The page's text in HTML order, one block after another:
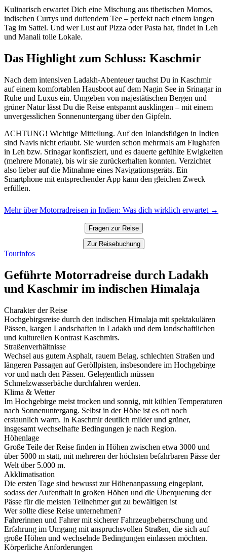
Kulinarisch erwartet Dich eine Mischung aus tibetischen Momos,
indischen Currys und duftendem Tee – perfekt nach einem langen
Tag im Sattel. Und wer Lust auf Pizza oder Pasta hat, findet in Leh
und Manali tolle Lokale.
Das Highlight zum Schluss: Kaschmir
Nach dem intensiven Ladakh-Abenteuer tauchst Du in Kaschmir
auf einem komfortablen Hausboot auf dem Nagin See in Srinagar in
Ruhe und Luxus ein. Umgeben von majestätischen Bergen und
grüner Natur lässt Du die Reise entspannt ausklingen – mit einem
unvergesslichen Sonnenuntergang über den Gipfeln.
ACHTUNG! Wichtige Mitteilung. Auf den Inlandsflügen in Indien
sind Navis nicht erlaubt. Sie wurden schon mehrmals am Flughafen
in Leh bzw. Srinagar konfisziert, und es dauerte gefühlte Ewigkeiten
(mehrere Monate), bis wir sie zurückerhalten konnten. Verzichtet
also lieber auf die Mitnahme eines Navigationsgeräts. Ein
Smartphone mit entsprechender App kann den gleichen Zweck
erfüllen.
Mehr über Motorradreisen in Indien: Was dich wirklich erwartet →
Fragen zur Reise
Zur Reisebuchung
Tourinfos
Geführte Motorradreise durch Ladakh
und Kaschmir im indischen Himalaja
Charakter der Reise
Hochgebirgsreise durch den indischen Himalaja mit spektakulären
Pässen, kargen Landschaften in Ladakh und dem landschaftlichen
und kulturellen Kontrast Kaschmirs.
Straßenverhältnisse
Wechsel aus gutem Asphalt, rauem Belag, schlechten Straßen und
längeren Passagen auf Geröllpisten, insbesondere im Hochgebirge
vor und nach den Pässen. Gelegentlich müssen
Schmelzwasserbäche durchfahren werden.
Klima & Wetter
Im Hochgebirge meist trocken und sonnig, mit kühlen Temperaturen
nach Sonnenuntergang. Selbst in der Höhe ist es oft noch
erstaunlich warm. In Kaschmir deutlich milder und grüner,
insgesamt wechselhafte Bedingungen je nach Region.
Höhenlage
Große Teile der Reise finden in Höhen zwischen etwa 3000 und
über 5000 m statt, mit mehreren der höchsten befahrbaren Pässe der
Welt über 5.000 m.
Akklimatisation
Die ersten Tage sind bewusst zur Höhenanpassung eingeplant,
sodass der Aufenthalt in großen Höhen und die Überquerung der
Pässe für die meisten Teilnehmer gut zu bewältigen ist
Wer sollte diese Reise unternehmen?
Fahrerinnen und Fahrer mit sicherer Fahrzeugbeherrschung und
Erfahrung im Umgang mit anspruchsvollen Straßen, die sich auf
große Höhen und wechselnde Bedingungen einlassen möchten.
Körperliche Anforderungen